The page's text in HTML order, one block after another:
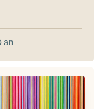
an